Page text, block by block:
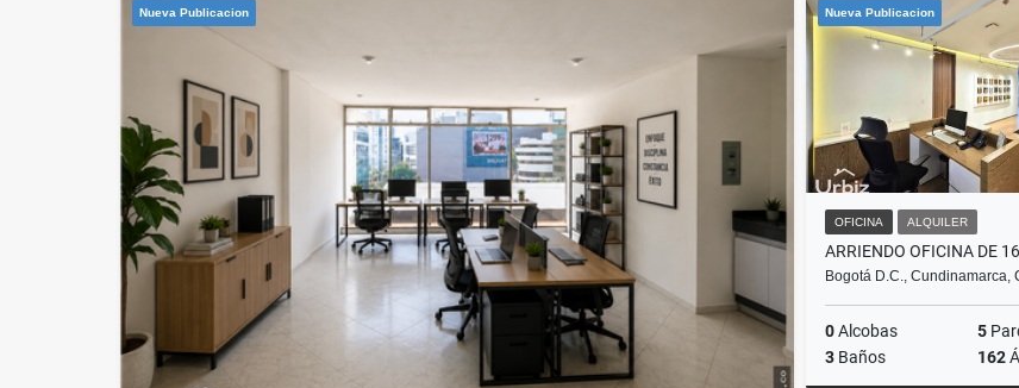
Nueva Publicacion Nueva Publicacion
OFICINA ALQUILER
Bogotá D.C., Cundinamarca,
0Alcobas 5
3 Baños 162